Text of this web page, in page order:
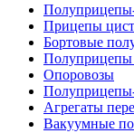
Прицепы
Бортовые
Полуприцепы
Опоровозы
Агрегаты
Вакуумные